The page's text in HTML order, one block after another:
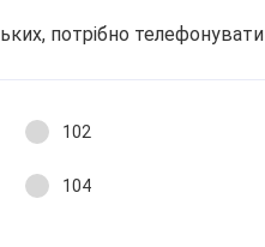
потрібно телефонувати
102
104